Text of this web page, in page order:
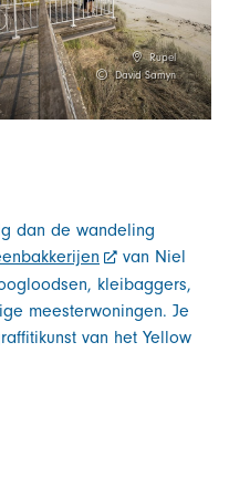
Rupel
David Samyn
dan de wandeling
van Niel
kleibaggers,
meesterwoningen. Je
van het Yellow